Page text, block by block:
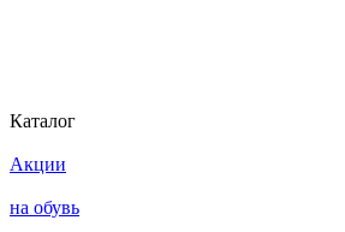
Каталог
Акции
на обувь